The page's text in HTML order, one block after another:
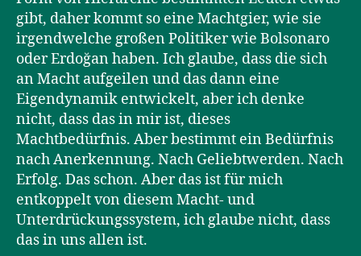
gibt, daher kommt so eine Machtgier, wie sie
irgendwelche großen Politiker wie Bolsonaro
oder Erdoğan haben. Ich glaube, dass die sich
an Macht aufgeilen und das dann eine
Eigendynamik entwickelt, aber ich denke
nicht, dass das in mir ist, dieses
Machtbedürfnis. Aber bestimmt ein Bedürfnis
nach Anerkennung. Nach Geliebtwerden. Nach
Erfolg. Das schon. Aber das ist für mich
entkoppelt von diesem Macht- und
Unterdrückungssystem, ich glaube nicht, dass
das in uns allen ist.